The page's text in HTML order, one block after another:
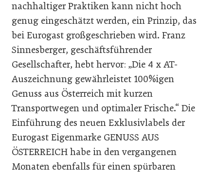
nachhaltiger Praktiken kann nicht hoch
genug eingeschätzt werden, ein Prinzip, das
bei Eurogast großgeschrieben wird. Franz
Sinnesberger, geschäftsführender
Gesellschafter, hebt hervor: „Die 4 x AT-
Auszeichnung gewährleistet 100%igen
Genuss aus Österreich mit kurzen
Transportwegen und optimaler Frische.“ Die
Einführung des neuen Exklusivlabels der
Eurogast Eigenmarke GENUSS AUS
ÖSTERREICH habe in den vergangenen
Monaten ebenfalls für einen spürbaren